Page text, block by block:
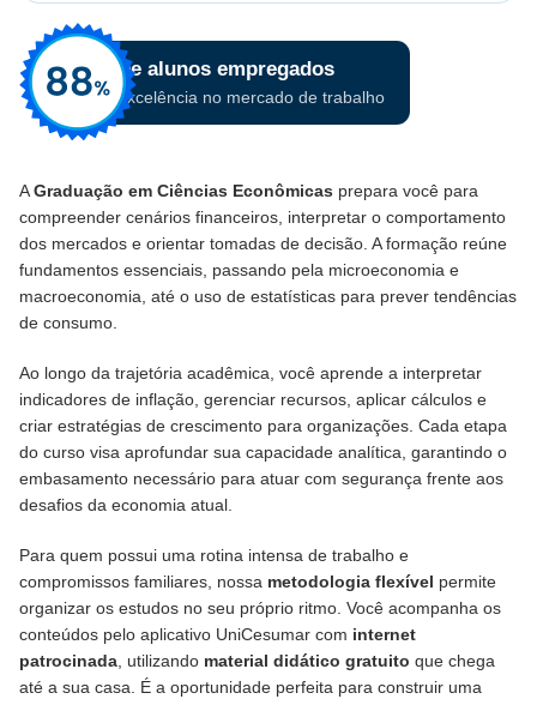
AGraduação em Ciências Econômicas prepara você para
compreender cenários financeiros, interpretar o comportamento
dos mercados e orientar tomadas de decisão. A formação reúne
fundamentos essenciais, passando pela microeconomia e
macroeconomia, até o uso de estatísticas para prever tendências
de consumo.
Ao longo da trajetória acadêmica, você aprende a interpretar
indicadores de inflação, gerenciar recursos, aplicar cálculos e
criar estratégias de crescimento para organizações. Cada etapa
do curso visa aprofundar sua capacidade analítica, garantindo o
embasamento necessário para atuar com segurança frente aos
desafios da economia atual.
Para quem possui uma rotina intensa de trabalho e
compromissos familiares, nossa metodologia flexível permite
organizar os estudos no seu próprio ritmo. Você acompanha os
conteúdos pelo aplicativo UniCesumar com internet
patrocinada , utilizando material didático gratuito que chega
até a sua casa. É a oportunidade perfeita para construir uma